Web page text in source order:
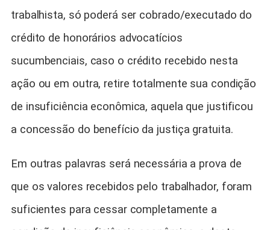
trabalhista, só poderá ser cobrado/executado do
crédito de honorários advocatícios
sucumbenciais, caso o crédito recebido nesta
ação ou em outra, retire totalmente sua condição
de insuficiência econômica, aquela que justificou
a concessão do benefício da justiça gratuita.
Em outras palavras será necessária a prova de
que os valores recebidos pelo trabalhador, foram
suficientes para cessar completamente a